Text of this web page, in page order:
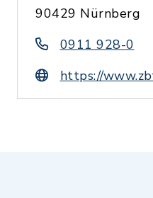
90429 Nürnberg
0911 928-0
https://